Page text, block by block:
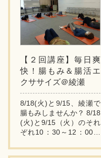
【２回講座】毎日爽
快！腸もみ＆腸活エ
クササイズ＠綾瀬
8/18(火)と9/15、綾瀬で
腸もみしませんか？ 8/18
(火)と9/15（火）のそれ
ぞれ10：30～12：00
綾瀬さまで２回コースの